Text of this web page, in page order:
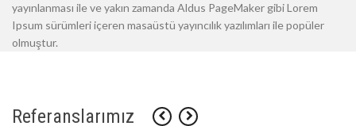
yayınlanması ile ve yakın zamanda Aldus PageMaker gibi Lorem
Ipsum sürümleri içeren masaüstü yayıncılık yazılımları ile popüler
olmuştur.
Referanslarımız